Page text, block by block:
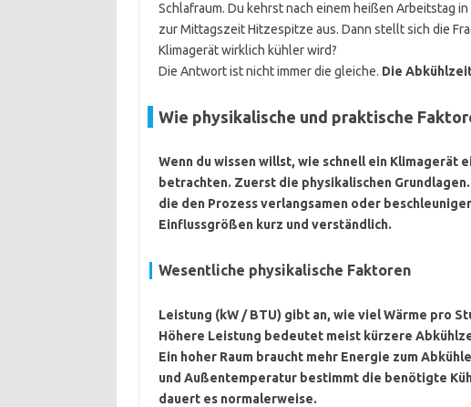
Schlafraum. Du kehrst nach einem heißen Arbeitstag
zur Mittagszeit Hitzespitze aus. Dann stellt sich die
Klimagerät wirklich kühler wird?
Die Antwort ist nicht immer die gleiche. Die
Wie physikalische und praktische
Wenn du wissen willst, wie schnell ein Klimagerät
betrachten. Zuerst die physikalischen
die den Prozess verlangsamen oder
Einflussgrößen kurz und verständlich.
Wesentliche physikalische Faktoren
Leistung (kW / BTU) gibt an, wie viel Wärme pro
Höhere Leistung bedeutet meist kürzere
Ein hoher Raum braucht mehr Energie zum
und Außentemperatur bestimmt die benötigte
dauert es normalerweise.